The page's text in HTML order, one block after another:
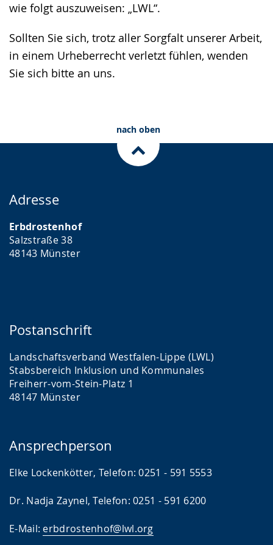
wie folgt auszuweisen: „LWL“.
Sollten Sie sich, trotz aller Sorgfalt unserer Arbeit,
in einem Urheberrecht verletzt fühlen, wenden
Sie sich bitte an uns.
nach oben
Adresse
Erbdrostenhof
Salzstraße 38
48143 Münster
Postanschrift
Landschaftsverband Westfalen-Lippe (LWL)
Stabsbereich Inklusion und Kommunales
Freiherr-vom-Stein-Platz 1
48147 Münster
Ansprechperson
Elke Lockenkötter, Telefon: 0251 - 591 5553
Dr. Nadja Zaynel, Telefon: 0251 - 591 6200
E-Mail: erbdrostenhof@lwl.org